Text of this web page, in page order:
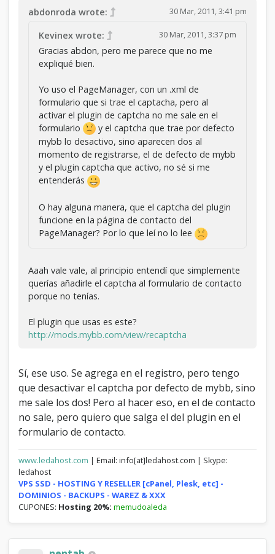
>fetch_array($query);
!= my_strtolower($imagestring) ||
!$imgcheck['imagehash'])
		{
>error_regimageinvalid;
		}
		$db->delete_query('captcha',
'imagehash="' . $imagehash . '"');
	}
	if(count($errors) == 0)
	{
		if($mybb-
>settings['mail_handler'] == 'smtp')
		{
			$from = $email;
		}
		else
$email . '>';
		}
		my_mail($mybb-
>settings['bbname'] . ' ' .
$pages['name'] . '] ' . $subject,
$message, $from, '', '', false, 'text',
		redirect($mybb-
>settings['bburl'], $lang-
>redirect_emailsent);
	else
	{
	}
}
if($mybb->settings['captchaimage'] == 1
&& function_exists('imagepng') &&
	$randomstr = random_str(5);
	$imagehash = md5(random_str(12));
30 Mar, 2011, 3:41 pm
abdonroda wrote:
30 Mar, 2011, 3:37 pm
Kevinex wrote:
Gracias abdon, pero me parece que no me
expliqué bien.
Yo uso el PageManager, con un .xml de
formulario que si trae el captacha, pero al
activar el plugin de captcha no me sale en el
formulario
y el captcha que trae por defecto
mybb lo desactivo, sino aparecen dos al
momento de registrarse, el de defecto de mybb
y el plugin captcha que activo, no sé si me
entenderás
O hay alguna manera, que el captcha del plugin
funcione en la página de contacto del
PageManager? Por lo que leí no lo lee
Aaah vale vale, al principio entendí que simplemente
querías añadirle el captcha al formulario de contacto
porque no tenías.
El plugin que usas es este?
http://mods.mybb.com/view/recaptcha
Sí, ese uso. Se agrega en el registro, pero tengo
que desactivar el captcha por defecto de mybb, sino
me sale los dos! Pero al hacer eso, en el de contacto
no sale, pero quiero que salga el del plugin en el
formulario de contacto.
www.ledahost.com | Email: info[at]ledahost.com | Skype:
ledahost
VPS SSD - HOSTING Y RESELLER [cPanel, Plesk, etc] -
DOMINIOS - BACKUPS - WAREZ & XXX
CUPONES: Hosting 20%: memudoaleda